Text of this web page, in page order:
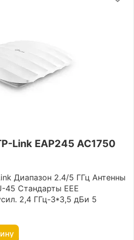
Link EAP245 AC1750
Диапазон 2.4/5 ГГц Антенны
45 Стандарты EEE
2,4 ГГц-3*3,5 дБи 5